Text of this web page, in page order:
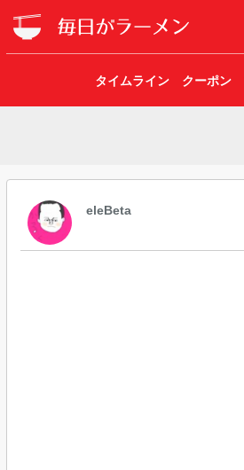
タイムライン クーポン
eleBeta